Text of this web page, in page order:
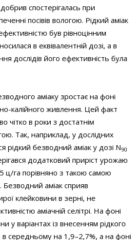
спостерігалась при
посівів вологою. Рідкий аміак
був рівноцінним
в еквівалентній дозі, а в
дослідів його ефективність була
аміаку зростає на фоні
калійного живлення. Цей факт
чітко в роки з достатнім
Так, наприклад, у дослідних
рідкий безводний аміак у дозі N90
додатковий приріст урожаю
ц/га порівняно з такою самою
. Безводний аміак сприяв
клейковини в зерні, не
аміачній селітрі. На фоні
у варіантах із внесенням рідкого
в середньому на 1,9–2,7%, а на фоні